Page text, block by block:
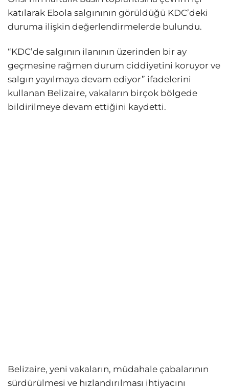
katılarak Ebola salgınının görüldüğü KDC’deki
duruma ilişkin değerlendirmelerde bulundu.
“KDC’de salgının ilanının üzerinden bir ay
geçmesine rağmen durum ciddiyetini koruyor ve
salgın yayılmaya devam ediyor” ifadelerini
kullanan Belizaire, vakaların birçok bölgede
bildirilmeye devam ettiğini kaydetti.
Belizaire, yeni vakaların, müdahale çabalarının
sürdürülmesi ve hızlandırılması ihtiyacını